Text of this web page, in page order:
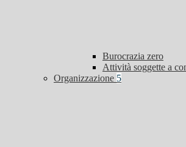
Burocrazia zero
Attività soggette a
Organizzazione 5